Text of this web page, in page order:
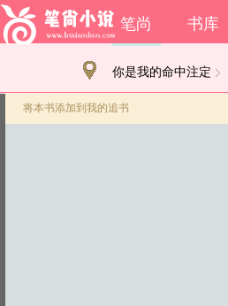
笔尚 书库
你是我的命中注定
将本书添加到我的追书